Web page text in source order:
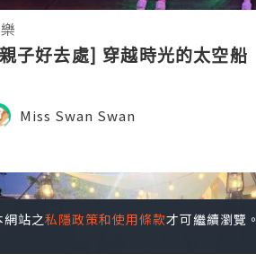
站之私隱政策和使用條款才可繼續瀏覽。
子好去處] 穿越時光的太空船
Miss Swan Swan